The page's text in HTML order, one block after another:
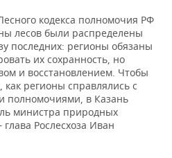
кодекса полномочия РФ
лесов были распределены
последних: регионы обязаны
их сохранность, но
и восстановлением. Чтобы
как регионы справлялись с
полномочиями, в Казань
министра природных
Рослесхоза Иван